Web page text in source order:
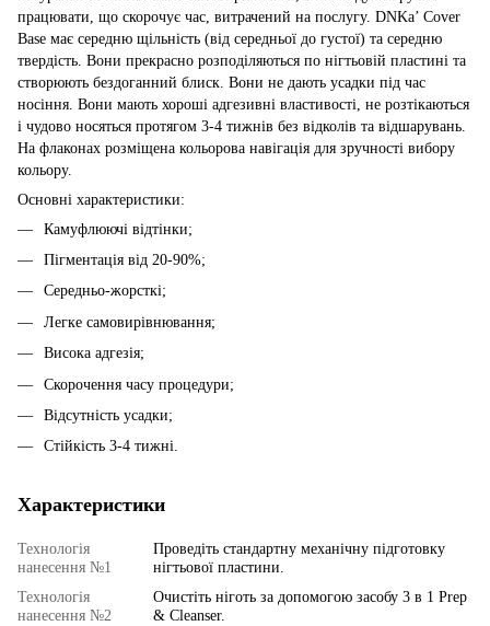
працювати, що скорочує час, витрачений на послугу. DNKa’ Cover
Base має середню щільність (від середньої до густої) та середню
твердість. Вони прекрасно розподіляються по нігтьовій пластині та
створюють бездоганний блиск. Вони не дають усадки під час
носіння. Вони мають хороші адгезивні властивості, не розтікаються
і чудово носяться протягом 3-4 тижнів без відколів та відшарувань.
На флаконах розміщена кольорова навігація для зручності вибору
кольору.
Основні характеристики:
Камуфлюючі відтінки;
Пігментація від 20-90%;
Середньо-жорсткі;
Легке самовирівнювання;
Висока адгезія;
Скорочення часу процедури;
Відсутність усадки;
Стійкість 3-4 тижні.
Характеристики
Технологія
нанесення №1
Проведіть стандартну механічну підготовку
нігтьової пластини.
Технологія
нанесення №2
Очистіть ніготь за допомогою засобу 3 в 1 Prep
& Cleanser.